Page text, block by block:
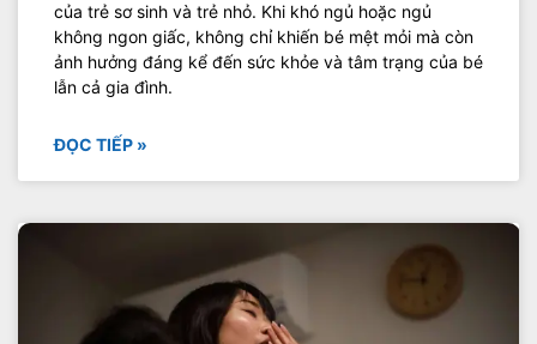
của trẻ sơ sinh và trẻ nhỏ. Khi khó ngủ hoặc ngủ
không ngon giấc, không chỉ khiến bé mệt mỏi mà còn
ảnh hưởng đáng kể đến sức khỏe và tâm trạng của bé
lẫn cả gia đình.
ĐỌC TIẾP »